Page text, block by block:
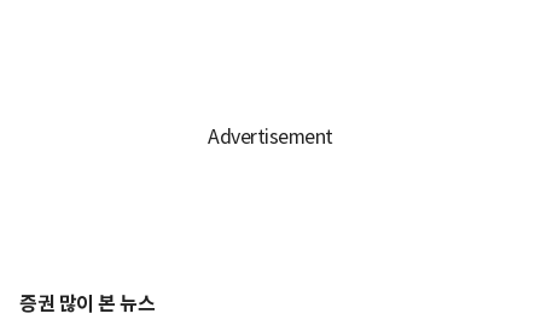
증권 많이 본 뉴스